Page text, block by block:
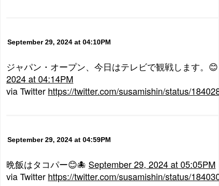
September 29, 2024 at 04:10PM
ジャパン・オープン、今日はテレビで観戦します。
2024 at 04:14PM
via Twitter https://twitter.com/susamishin/status/
September 29, 2024 at 04:59PM
晩飯はタコパー😊🐙 September 29, 2024 at 05:05PM
via Twitter https://twitter.com/susamishin/status/